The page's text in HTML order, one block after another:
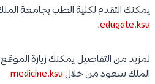
يمكنك التقدم لكلية الطب بجامعة
edugate.ksu
.
لمزيد من التفاصيل يمكنك زيارة
الملك سعود من خلالmedicine.ksu